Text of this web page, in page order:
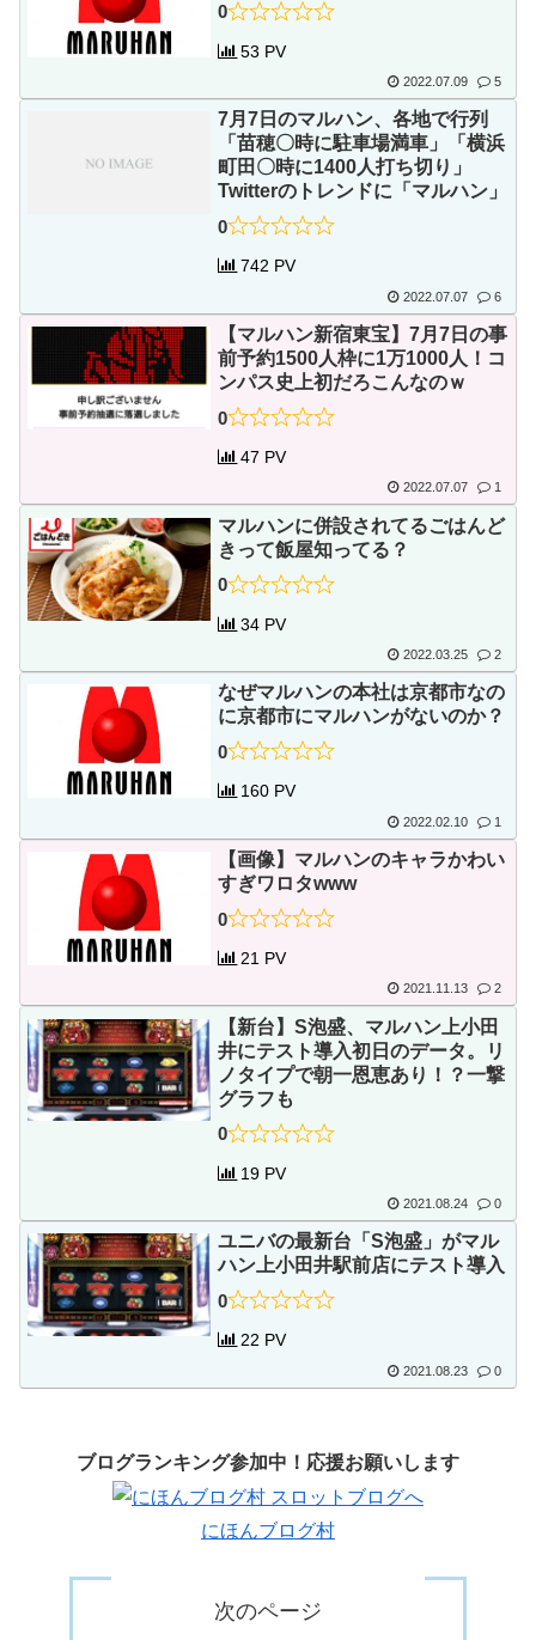
0
53 PV
2022.07.09 5
7月7日のマルハン、各地で行列
「苗穂〇時に駐車場満車」「横浜
町田〇時に1400人打ち切り」
Twitterのトレンドに「マルハン」
0
742 PV
2022.07.07 6
【マルハン新宿東宝】7月7日の事
前予約1500人枠に1万1000人！コ
ンパス史上初だろこんなのｗ
0
47 PV
2022.07.07 1
マルハンに併設されてるごはんど
きって飯屋知ってる？
0
34 PV
2022.03.25 2
なぜマルハンの本社は京都市なの
に京都市にマルハンがないのか？
0
160 PV
2022.02.10 1
【画像】マルハンのキャラかわい
すぎワロタwww
0
21 PV
2021.11.13 2
【新台】S泡盛、マルハン上小田
井にテスト導入初日のデータ。リ
ノタイプで朝一恩恵あり！？一撃
グラフも
0
19 PV
2021.08.24 0
ユニバの最新台「S泡盛」がマル
ハン上小田井駅前店にテスト導入
0
22 PV
2021.08.23 0
ブログランキング参加中！応援お願いします
にほんブログ村
次のページ